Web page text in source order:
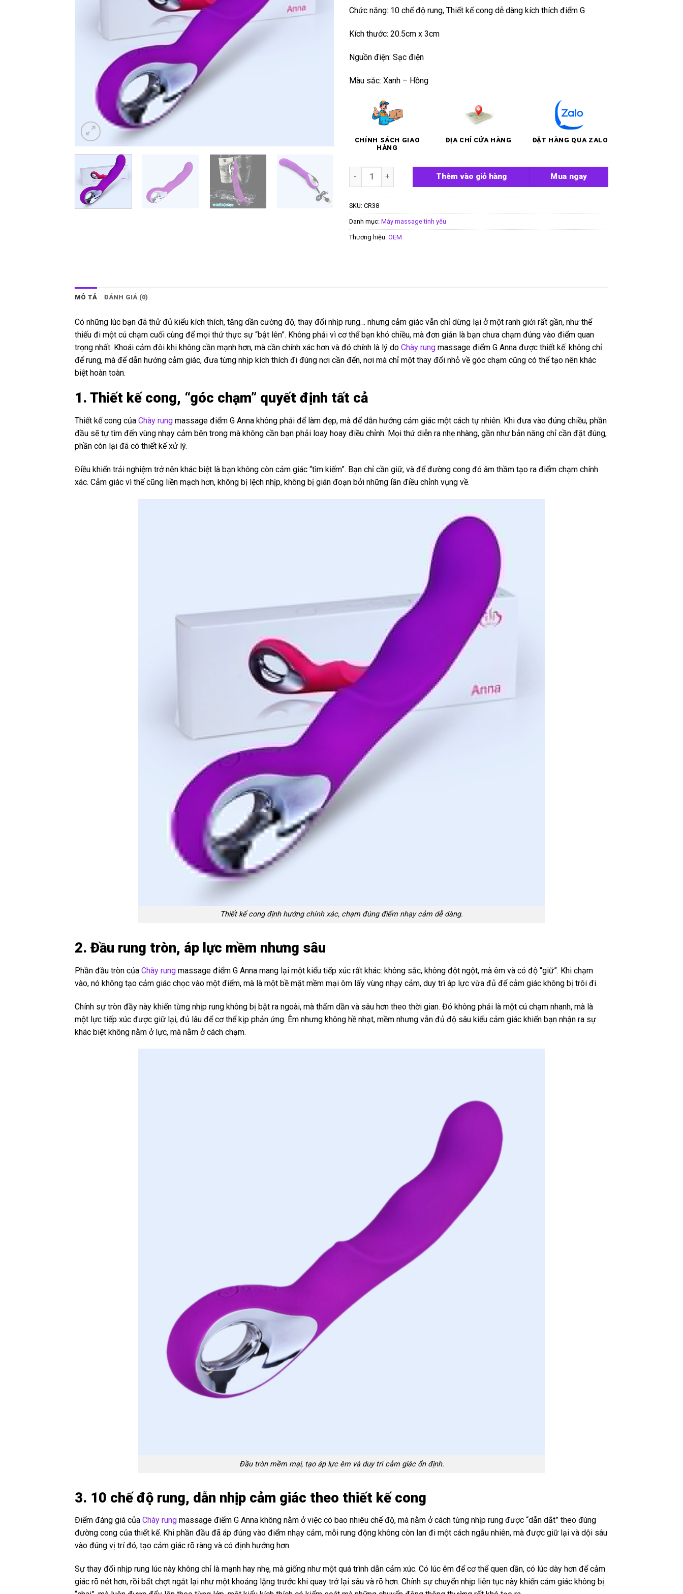
Chức năng: 10 chế độ rung, Thiết kế cong dễ dàng kích thích điểm G
Kích thước: 20.5cm x 3cm
Nguồn điện: Sạc điện
Màu sắc: Xanh – Hồng
CHÍNH SÁCH GIAO
HÀNG
ĐỊA CHỈ CỬA HÀNG ĐẶT HÀNG QUA ZALO
Chày rung điểm G Anna số lượng
Thêm vào giỏ hàng Mua ngay
SKU: CR38
Danh mục: Máy massage tình yêu
Thương hiệu: OEM
MÔ TẢ ĐÁNH GIÁ (0)
Có những lúc bạn đã thử đủ kiểu kích thích, tăng dần cường độ, thay đổi nhịp rung… nhưng cảm giác vẫn chỉ dừng lại ở một ranh giới rất gần, như thể
thiếu đi một cú chạm cuối cùng để mọi thứ thực sự “bật lên”. Không phải vì cơ thể bạn khó chiều, mà đơn giản là bạn chưa chạm đúng vào điểm quan
trọng nhất. Khoái cảm đôi khi không cần mạnh hơn, mà cần chính xác hơn và đó chính là lý do Chày rung massage điểm G Anna được thiết kế: không chỉ
để rung, mà để dẫn hướng cảm giác, đưa từng nhịp kích thích đi đúng nơi cần đến, nơi mà chỉ một thay đổi nhỏ về góc chạm cũng có thể tạo nên khác
biệt hoàn toàn.
1. Thiết kế cong, “góc chạm” quyết định tất cả
Thiết kế cong của Chày rung massage điểm G Anna không phải để làm đẹp, mà để dẫn hướng cảm giác một cách tự nhiên. Khi đưa vào đúng chiều, phần
đầu sẽ tự tìm đến vùng nhạy cảm bên trong mà không cần bạn phải loay hoay điều chỉnh. Mọi thứ diễn ra nhẹ nhàng, gần như bản năng chỉ cần đặt đúng,
phần còn lại đã có thiết kế xử lý.
Điều khiến trải nghiệm trở nên khác biệt là bạn không còn cảm giác “tìm kiếm”. Bạn chỉ cần giữ, và để đường cong đó âm thầm tạo ra điểm chạm chính
xác. Cảm giác vì thế cũng liền mạch hơn, không bị lệch nhịp, không bị gián đoạn bởi những lần điều chỉnh vụng về.
Thiết kế cong định hướng chính xác, chạm đúng điểm nhạy cảm dễ dàng.
2. Đầu rung tròn, áp lực mềm nhưng sâu
Phần đầu tròn của Chày rung massage điểm G Anna mang lại một kiểu tiếp xúc rất khác: không sắc, không đột ngột, mà êm và có độ “giữ”. Khi chạm
vào, nó không tạo cảm giác chọc vào một điểm, mà là một bề mặt mềm mại ôm lấy vùng nhạy cảm, duy trì áp lực vừa đủ để cảm giác không bị trôi đi.
Chính sự tròn đầy này khiến từng nhịp rung không bị bật ra ngoài, mà thấm dần và sâu hơn theo thời gian. Đó không phải là một cú chạm nhanh, mà là
một lực tiếp xúc được giữ lại, đủ lâu để cơ thể kịp phản ứng. Êm nhưng không hề nhạt, mềm nhưng vẫn đủ độ sâu kiểu cảm giác khiến bạn nhận ra sự
khác biệt không nằm ở lực, mà nằm ở cách chạm.
Đầu tròn mềm mại, tạo áp lực êm và duy trì cảm giác ổn định.
3. 10 chế độ rung, dẫn nhịp cảm giác theo thiết kế cong
Điểm đáng giá của Chày rung massage điểm G Anna không nằm ở việc có bao nhiêu chế độ, mà nằm ở cách từng nhịp rung được “dẫn dắt” theo đúng
đường cong của thiết kế. Khi phần đầu đã áp đúng vào điểm nhạy cảm, mỗi rung động không còn lan đi một cách ngẫu nhiên, mà được giữ lại và dội sâu
vào đúng vị trí đó, tạo cảm giác rõ ràng và có định hướng hơn.
Sự thay đổi nhịp rung lúc này không chỉ là mạnh hay nhẹ, mà giống như một quá trình dẫn cảm xúc. Có lúc êm để cơ thể quen dần, có lúc dày hơn để cảm
giác rõ nét hơn, rồi bất chợt ngắt lại như một khoảng lặng trước khi quay trở lại sâu và rõ hơn. Chính sự chuyển nhịp liên tục này khiến cảm giác không bị